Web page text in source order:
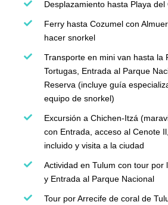
Desplazamiento hasta Playa del
Ferry hasta Cozumel con
hacer snorkel
Transporte en mini van hasta la
Tortugas, Entrada al Parque
Reserva (incluye guía
equipo de snorkel)
Excursión a Chichen-Itzá
con Entrada, acceso al Cenote
incluido y visita a la ciudad
Actividad en Tulum con tour por
y Entrada al Parque Nacional
Tour por Arrecife de coral de